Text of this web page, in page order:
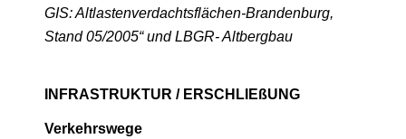
GIS: Altlastenverdachtsflächen-Brandenburg,
Stand 05/2005“ und LBGR- Altbergbau
INFRASTRUKTUR / ERSCHLIEßUNG
Verkehrswege